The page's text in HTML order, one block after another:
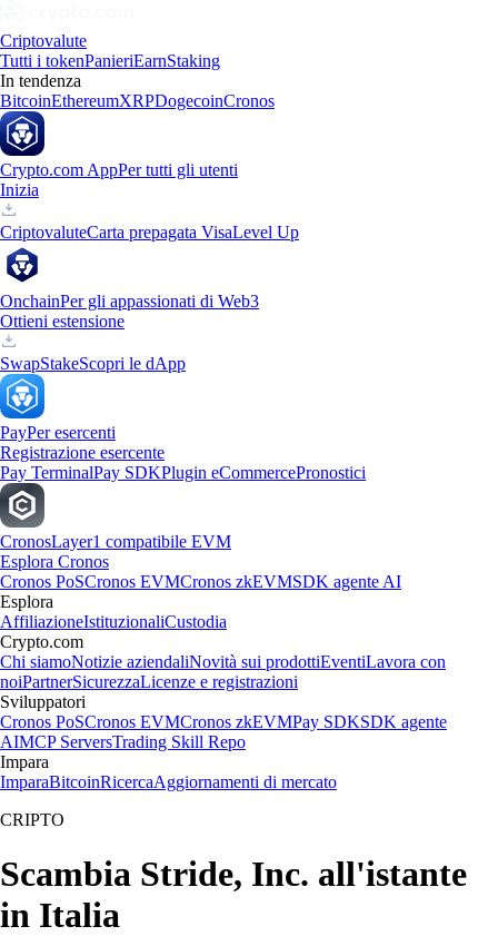
Criptovalute
Tutti i tokenPanieriEarnStaking
In tendenza
BitcoinEthereumXRPDogecoinCronos
Crypto.com AppPer tutti gli utenti
Inizia
CriptovaluteCarta prepagata VisaLevel Up
OnchainPer gli appassionati di Web3
Ottieni estensione
SwapStakeScopri le dApp
PayPer esercenti
Registrazione esercente
Pay TerminalPay SDKPlugin eCommercePronostici
CronosLayer1 compatibile EVM
Esplora Cronos
Cronos PoSCronos EVMCronos zkEVMSDK agente AI
Esplora
AffiliazioneIstituzionaliCustodia
Crypto.com
Chi siamoNotizie aziendaliNovità sui prodottiEventiLavora con
noiPartnerSicurezzaLicenze e registrazioni
Sviluppatori
Cronos PoSCronos EVMCronos zkEVMPay SDKSDK agente
AIMCP ServersTrading Skill Repo
Impara
ImparaBitcoinRicercaAggiornamenti di mercato
CRIPTO
Scambia Stride, Inc. all'istante
in Italia